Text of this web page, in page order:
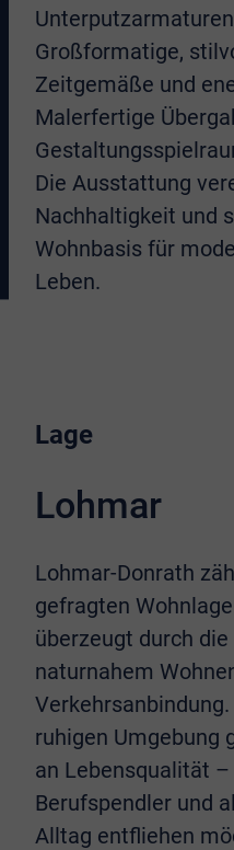
Unterputzarmaturen
Großformatige,
Zeitgemäße und
Malerfertige
Die Ausstattung
Nachhaltigkeit und
Wohnbasis für
Leben.
Lage
Lohmar
Lohmar-Donrath
gefragten
überzeugt durch
naturnahem
ruhigen Umgebung
an Lebensqualität
Berufspendler und
Alltag entfliehen